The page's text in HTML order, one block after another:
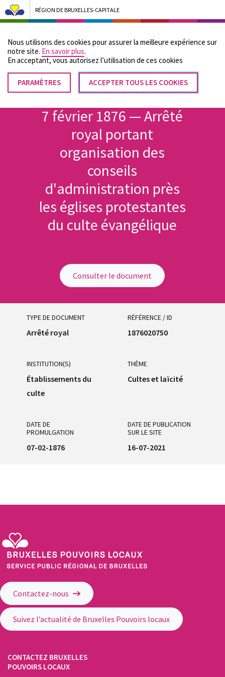
Nous utilisons des cookies pour assurer la meilleure expérience sur
notre site. En savoir plus.
En acceptant, vous autorisez lʼutilisation de ces cookies
PARAMÈTRES ACCEPTER TOUS LES COOKIES
RETIRER
LE
RÉGION DE BRUXELLES-CAPITALE
Bruxelles Pouvoirs Locaux - Aller à la page d'accueil
Menu
Fil
d'Ariane
Accueil
7 février 1876 — Arrêté
royal portant
organisation des
conseils
d'administration près
les églises protestantes
du culte évangélique
Consulter le document
TYPE DE DOCUMENT
Arrêté royal
RÉFÉRENCE / ID
1876020750
INSTITUTION(S)
Établissements du
culte
THÈME
Cultes et laïcité
DATE DE
PROMULGATION
07-02-1876
DATE DE PUBLICATION
SUR LE SITE
16-07-2021
Contactez-nous
Suivez l’actualité de Bruxelles Pouvoirs locaux
CONTACTEZ BRUXELLES
POUVOIRS LOCAUX